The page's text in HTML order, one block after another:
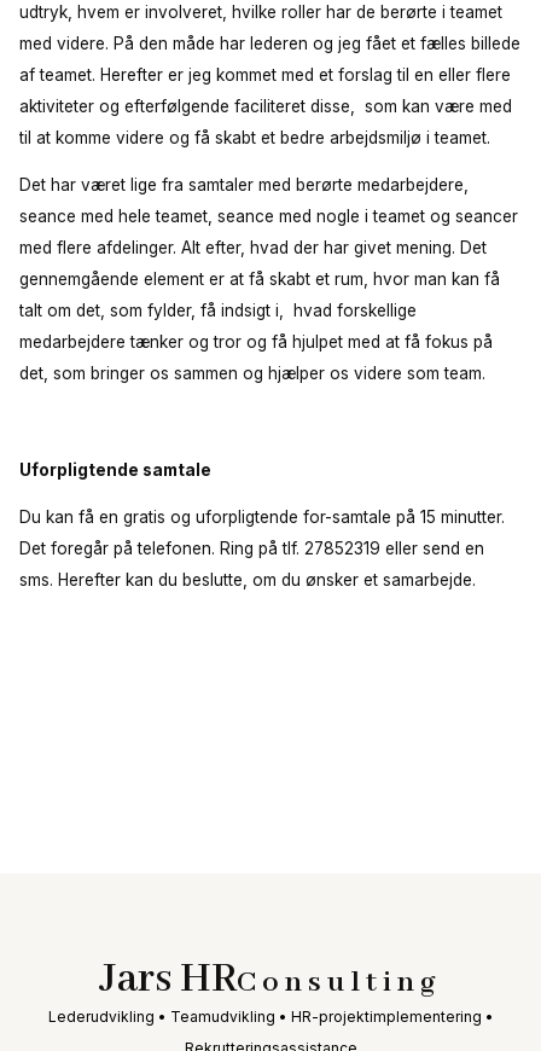
udtryk, hvem er involveret, hvilke roller har de berørte i teamet
med videre. På den måde har lederen og jeg fået et fælles billede
af teamet. Herefter er jeg kommet med et forslag til en eller flere
aktiviteter og efterfølgende faciliteret disse, som kan være med
til at komme videre og få skabt et bedre arbejdsmiljø i teamet.
Det har været lige fra samtaler med berørte medarbejdere,
seance med hele teamet, seance med nogle i teamet og seancer
med flere afdelinger. Alt efter, hvad der har givet mening. Det
gennemgående element er at få skabt et rum, hvor man kan få
talt om det, som fylder, få indsigt i, hvad forskellige
medarbejdere tænker og tror og få hjulpet med at få fokus på
det, som bringer os sammen og hjælper os videre som team.
Uforpligtende samtale
Du kan få en gratis og uforpligtende for-samtale på 15 minutter.
Det foregår på telefonen. Ring på tlf. 27852319 eller send en
sms. Herefter kan du beslutte, om du ønsker et samarbejde.
Jars HRConsulting
Lederudvikling • Teamudvikling • HR-projektimplementering •